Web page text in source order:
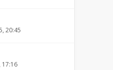
20:45
17:16